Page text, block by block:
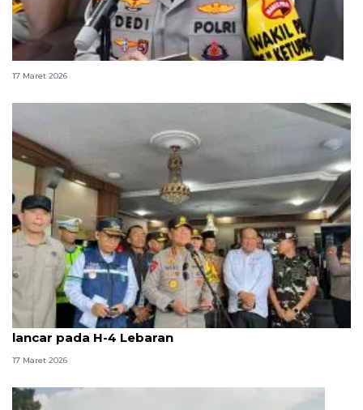
Polri siagakan lima kapal di jalur strategis nasional
17 Maret 2026
Wakapolri: Arus mudik di Pelabuhan Bakauheni
lancar pada H-4 Lebaran
17 Maret 2026